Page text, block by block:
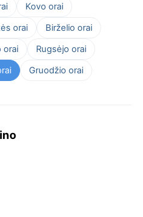
Kovo orai
orai
Birželio orai
orai
Rugsėjo orai
Gruodžio orai